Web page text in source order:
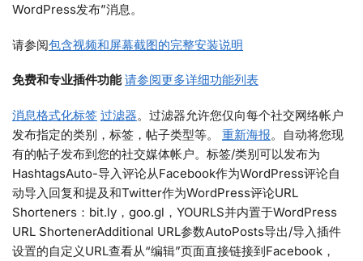
WordPress发布”消息。
请参阅包含视频和屏幕截图的完整安装说明
免费和专业插件功能 请参阅更多详细功能列表
消息格式化标签 过滤器。过滤器允许您仅向每个社交网络帐户
发布指定的类别，标签，帖子类型等。 重新海报。自动将您现
有的帖子发布到您的社交媒体帐户。标签/类别可以发布为
HashtagsAuto-导入评论从Facebook作为WordPress评论自
动导入回复和提及和Twitter作为WordPress评论URL
Shorteners：bit.ly，goo.gl，YOURLS并内置于WordPress
URL ShortenerAdditional URL参数AutoPosts导出/导入插件
设置的自定义URL查看从“编辑”页面直接链接到Facebook，